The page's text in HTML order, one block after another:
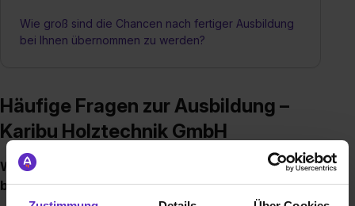
Wie groß sind die Chancen nach fertiger Ausbildung
bei Ihnen übernommen zu werden?
Häufige Fragen zur Ausbildung –
Karibu Holztechnik GmbH
Welche Ausbildungen/Dualen Studiengänge
bieten Sie an?